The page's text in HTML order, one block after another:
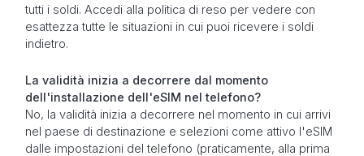
tutti i soldi. Accedi alla politica di reso per vedere con
esattezza tutte le situazioni in cui puoi ricevere i soldi
indietro.
La validità inizia a decorrere dal momento
dell'installazione dell'eSIM nel telefono?
No, la validità inizia a decorrere nel momento in cui arrivi
nel paese di destinazione e selezioni come attivo l'eSIM
dalle impostazioni del telefono (praticamente, alla prima